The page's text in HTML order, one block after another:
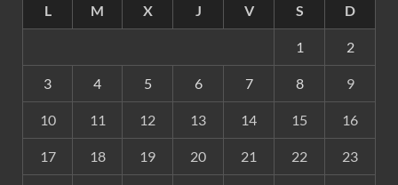
L
M X J V S D
1 2
3 4 5 6 7 8 9
10 11 12 13 14 15 16
17 18 19 20 21 22 23